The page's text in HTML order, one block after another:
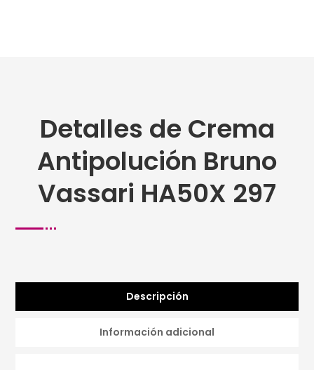
Detalles de Crema
Antipolución Bruno
Vassari HA50X 297
Descripción
Información adicional